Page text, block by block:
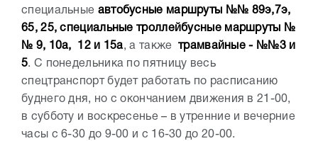
специальные автобусные маршруты №№ 89э,7э,
65, 25, специальные троллейбусные маршруты №
№ 9, 10а, 12 и 15а, а такжетрамвайные - №№3 и
5. С понедельника по пятницу весь
спецтранспорт будет работать по расписанию
буднего дня, но с окончанием движения в 21-00,
в субботу и воскресенье – в утренние и вечерние
часы с 6-30 до 9-00 и с 16-30 до 20-00.